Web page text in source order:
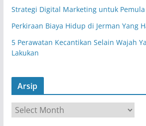
Strategi Digital Marketing untuk Pemula
Perkiraan Biaya Hidup di Jerman Yang
5 Perawatan Kecantikan Selain Wajah
Lakukan
Arsip
r